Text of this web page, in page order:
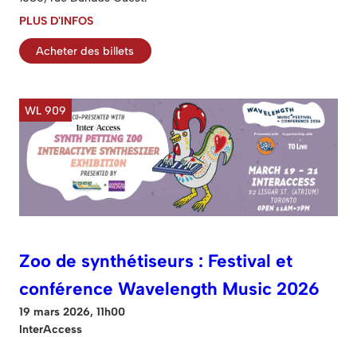
PLUS D'INFOS
Acheter des billets
WL 909
Zoo de synthétiseurs : Festival et
conférence Wavelength Music 2026
19 mars 2026, 11h00
InterAccess